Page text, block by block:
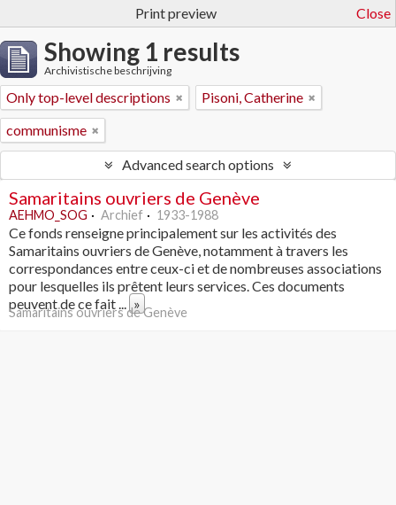
Print preview Close
Showing 1 results
Archivistische beschrijving
Only top-level descriptions
Pisoni, Catherine
communisme
Advanced search options
Samaritains ouvriers de Genève
AEHMO_SOG Archief 1933-1988
Ce fonds renseigne principalement sur les activités des
Samaritains ouvriers de Genève, notamment à travers les
correspondances entre ceux-ci et de nombreuses associations
pour lesquelles ils prêtent leurs services. Ces documents
peuvent de ce fait... »
Samaritains ouvriers de Genève